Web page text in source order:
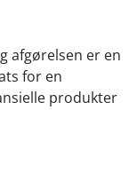
afgørelsen er en
for en
produkter